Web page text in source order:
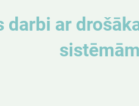
darbi ar